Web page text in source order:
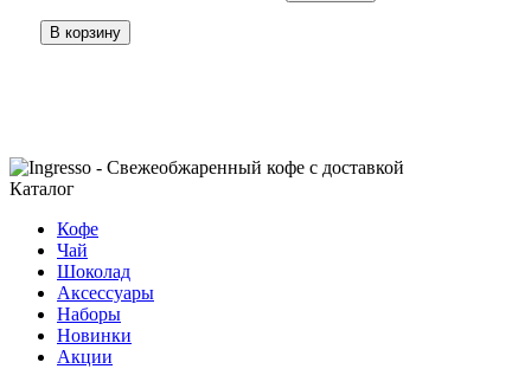
В корзину
Каталог
Кофе
Чай
Шоколад
Аксессуары
Наборы
Новинки
Акции